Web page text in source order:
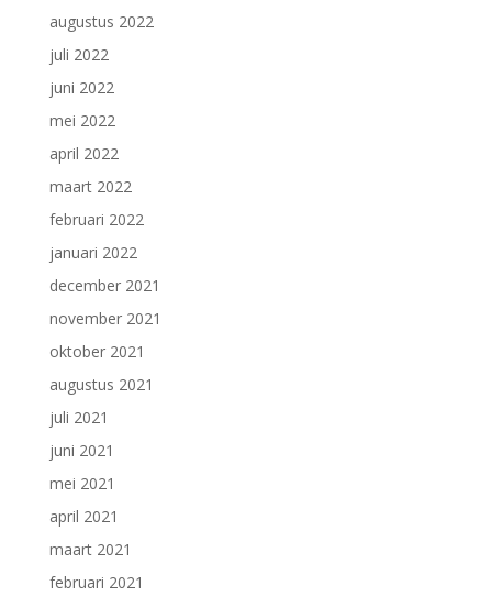
augustus 2022
juli 2022
juni 2022
mei 2022
april 2022
maart 2022
februari 2022
januari 2022
december 2021
november 2021
oktober 2021
augustus 2021
juli 2021
juni 2021
mei 2021
april 2021
maart 2021
februari 2021